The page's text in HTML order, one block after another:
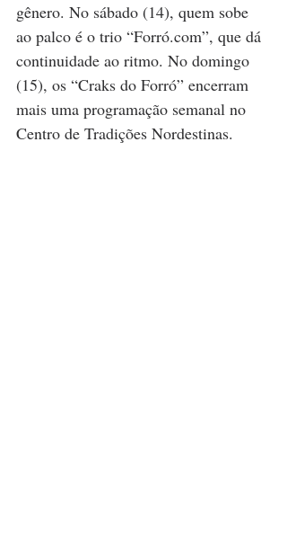
gênero. No sábado (14), quem sobe
ao palco é o trio “Forró.com”, que dá
continuidade ao ritmo. No domingo
(15), os “Craks do Forró” encerram
mais uma programação semanal no
Centro de Tradições Nordestinas.